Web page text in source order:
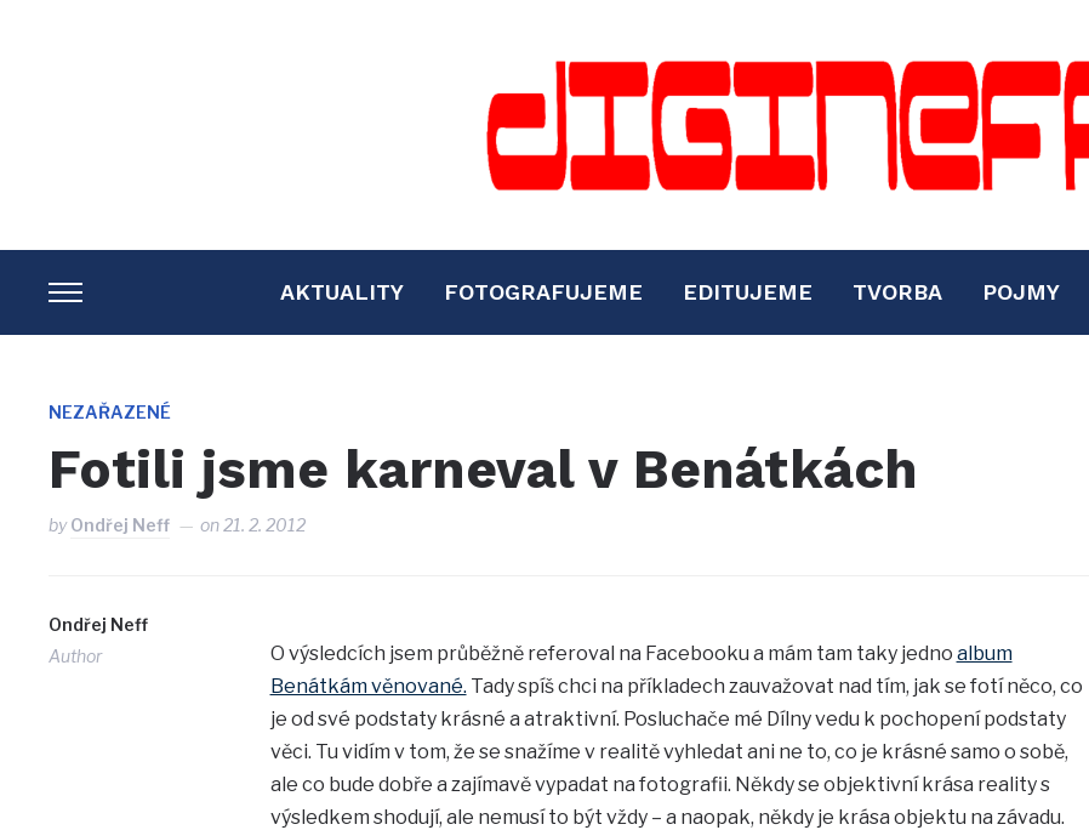
TOGGLE
SIDEBAR
NAVIGATION
AKTUALITY FOTOGRAFUJEME EDITUJEME TVORBA POJMY
NEZAŘAZENÉ
Fotili jsme karneval v Benátkách
byOndřej Neff on21. 2. 2012
Ondřej Neff
Author
O výsledcích jsem průběžně referoval na Facebooku a mám tam taky jedno album
Benátkám věnované. Tady spíš chci na příkladech zauvažovat nad tím, jak se fotí něco, co
je od své podstaty krásné a atraktivní. Posluchače mé Dílny vedu k pochopení podstaty
věci. Tu vidím v tom, že se snažíme v realitě vyhledat ani ne to, co je krásné samo o sobě,
ale co bude dobře a zajímavě vypadat na fotografii. Někdy se objektivní krása reality s
výsledkem shodují, ale nemusí to být vždy – a naopak, někdy je krása objektu na závadu.